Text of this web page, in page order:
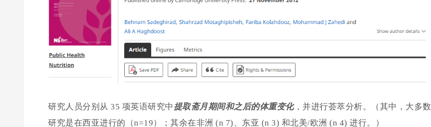
研究人员分别从 35 项英语研究中 提取斋月期间和之后的体重变化，并进行荟萃分析。（其中，大多数
研究是在西亚进行的（n=19）；其余在非洲 (n 7)、东亚 (n 3) 和北美/欧洲 (n 4) 进行。）